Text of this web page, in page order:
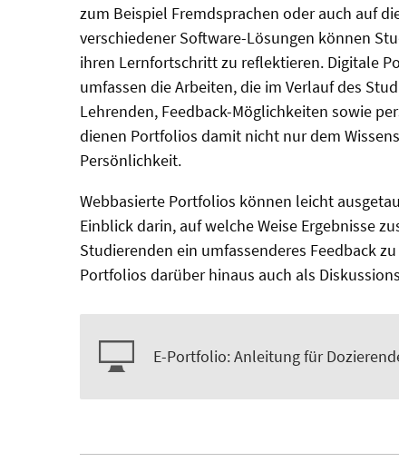
zum Beispiel Fremdsprachen oder auch auf
verschiedener Software-Lösungen können
ihren Lernfortschritt zu reflektieren. Digitale
umfassen die Arbeiten, die im Verlauf des
Lehrenden, Feedback-Möglichkeiten sowie
dienen Portfolios damit nicht nur dem
Persönlichkeit.
Webbasierte Portfolios können leicht
Einblick darin, auf welche Weise Ergebnisse
Studierenden ein umfassenderes Feedback
Portfolios darüber hinaus auch als
E-Portfolio: Anleitung für